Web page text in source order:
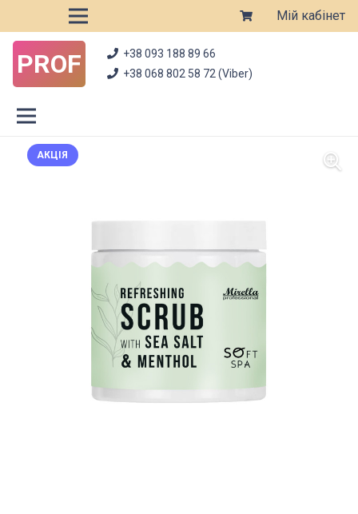
Мій кабінет
PROF
+38 093 188 89 66
+38 068 802 58 72 (Viber)
АКЦІЯ